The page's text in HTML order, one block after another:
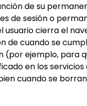
de su
de sesión o
usuario cierra el
de cuando se
(por ejemplo, para
en los servicios
cuando se